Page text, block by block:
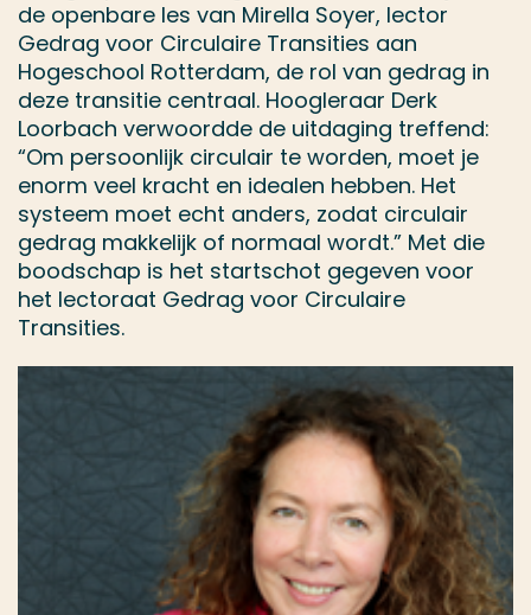
de openbare les van Mirella Soyer, lector
Gedrag voor Circulaire Transities aan
Hogeschool Rotterdam, de rol van gedrag in
deze transitie centraal. Hoogleraar Derk
Loorbach verwoordde de uitdaging treffend:
“Om persoonlijk circulair te worden, moet je
enorm veel kracht en idealen hebben. Het
systeem moet echt anders, zodat circulair
gedrag makkelijk of normaal wordt.” Met die
boodschap is het startschot gegeven voor
het lectoraat Gedrag voor Circulaire
Transities.